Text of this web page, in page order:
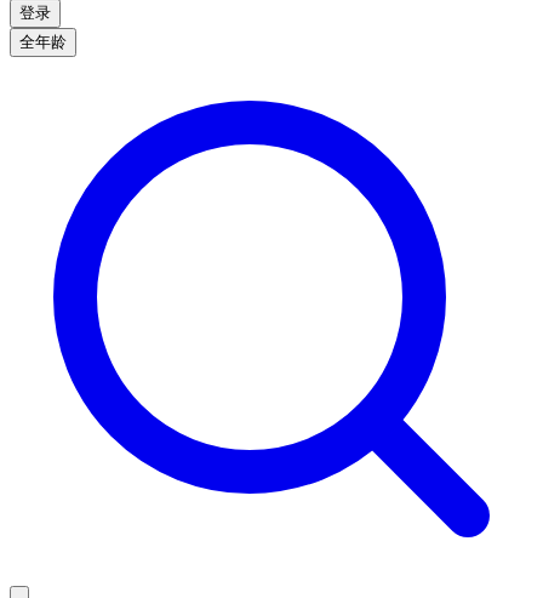
登录
全年龄